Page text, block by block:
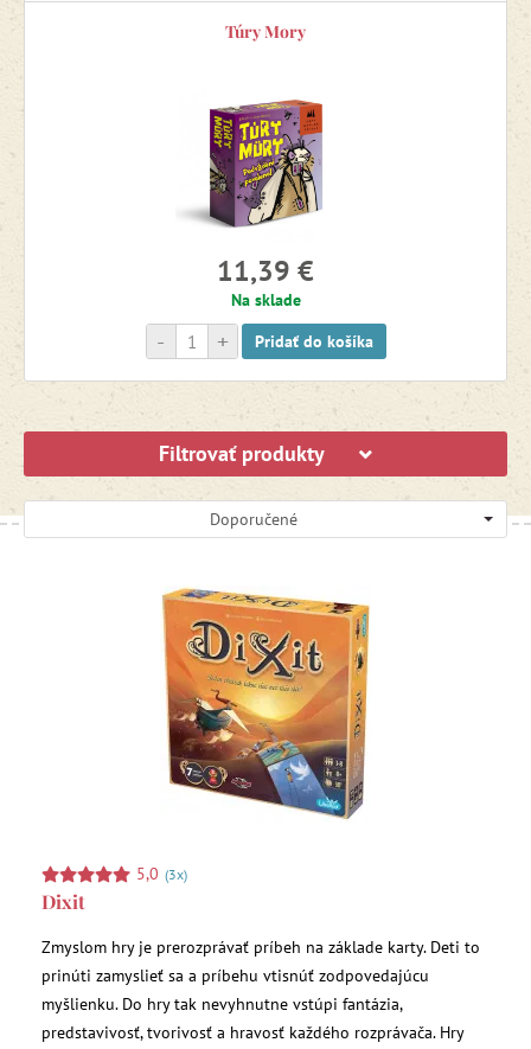
Túry Mory
11,39 €
Na sklade
+
- Pridať do košíka
Filtrovať produkty
Doporučené
5,0 (3x)
Dixit
Zmyslom hry je prerozprávať príbeh na základe karty. Deti to
prinúti zamyslieť sa a príbehu vtisnúť zodpovedajúcu
myšlienku. Do hry tak nevyhnutne vstúpi fantázia,
predstavivosť, tvorivosť a hravosť každého rozprávača. Hry